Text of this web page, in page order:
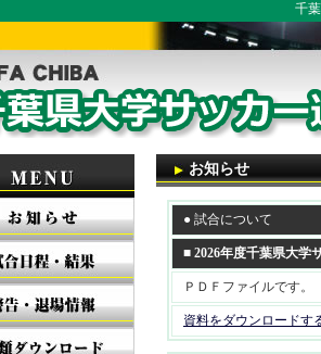
千
お知らせ
● 試合について
■ 2026年度千葉県大
ＰＤＦファイルです。
資料をダウンロードす